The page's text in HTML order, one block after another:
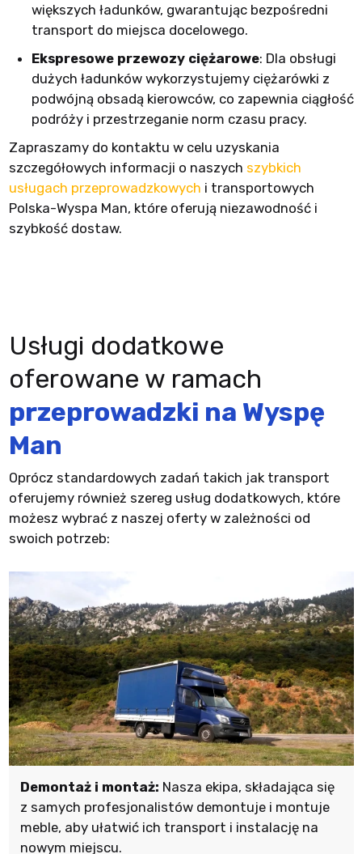
większych ładunków, gwarantując bezpośredni
transport do miejsca docelowego.
Ekspresowe przewozy ciężarowe: Dla obsługi
dużych ładunków wykorzystujemy ciężarówki z
podwójną obsadą kierowców, co zapewnia ciągłość
podróży i przestrzeganie norm czasu pracy.
Zapraszamy do kontaktu w celu uzyskania
szczegółowych informacji o naszych szybkich
usługach przeprowadzkowych i transportowych
Polska-Wyspa Man, które oferują niezawodność i
szybkość dostaw.
Usługi dodatkowe
oferowane w ramach
przeprowadzki na Wyspę
Man
Oprócz standardowych zadań takich jak transport
oferujemy również szereg usług dodatkowych, które
możesz wybrać z naszej oferty w zależności od
swoich potrzeb:
Demontaż i montaż: Nasza ekipa, składająca się
z samych profesjonalistów demontuje i montuje
meble, aby ułatwić ich transport i instalację na
nowym miejscu.